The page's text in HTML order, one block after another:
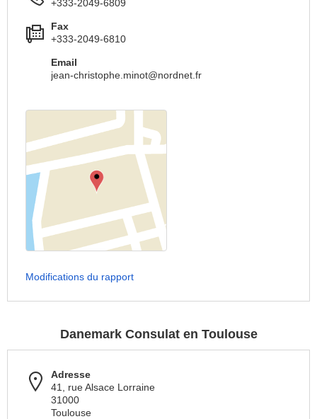
+333-2049-6809
Fax
+333-2049-6810
Email
jean-christophe.minot@nordnet.fr
Modifications du rapport
Danemark Consulat en Toulouse
Adresse
41, rue Alsace Lorraine
31000
Toulouse